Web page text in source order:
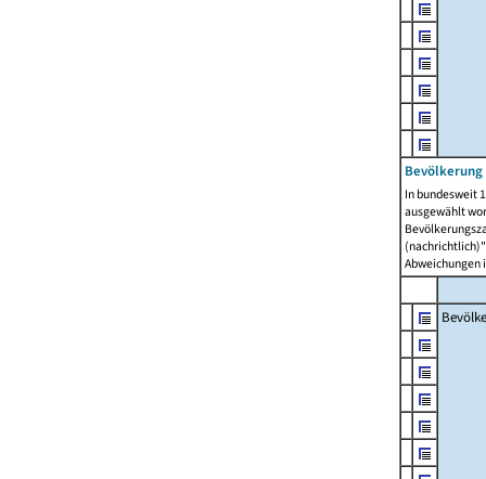
In bundesweit
ausgewählt
Abweichungen